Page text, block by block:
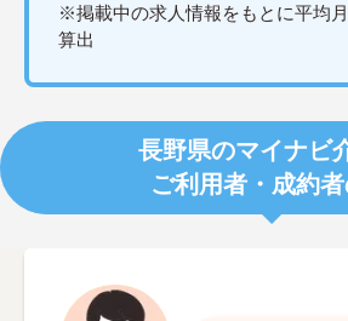
※掲載中の求人情報をもとに平均
算出
長野県のマイナビ
ご利用者・成約